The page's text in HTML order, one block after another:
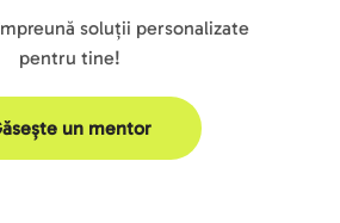
soluții personalizate
pentru tine!
un mentor